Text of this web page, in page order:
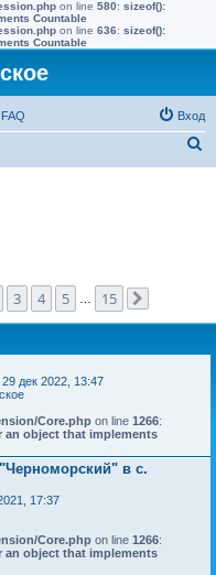
on line 580: sizeof():
Countable
on line 636: sizeof():
Countable
FAQ Вход
1 из
3 4 5 15
29 дек 2022, 13:47
Core.php on line 1266:
an object that implements
в с.
17:37
Core.php on line 1266:
an object that implements